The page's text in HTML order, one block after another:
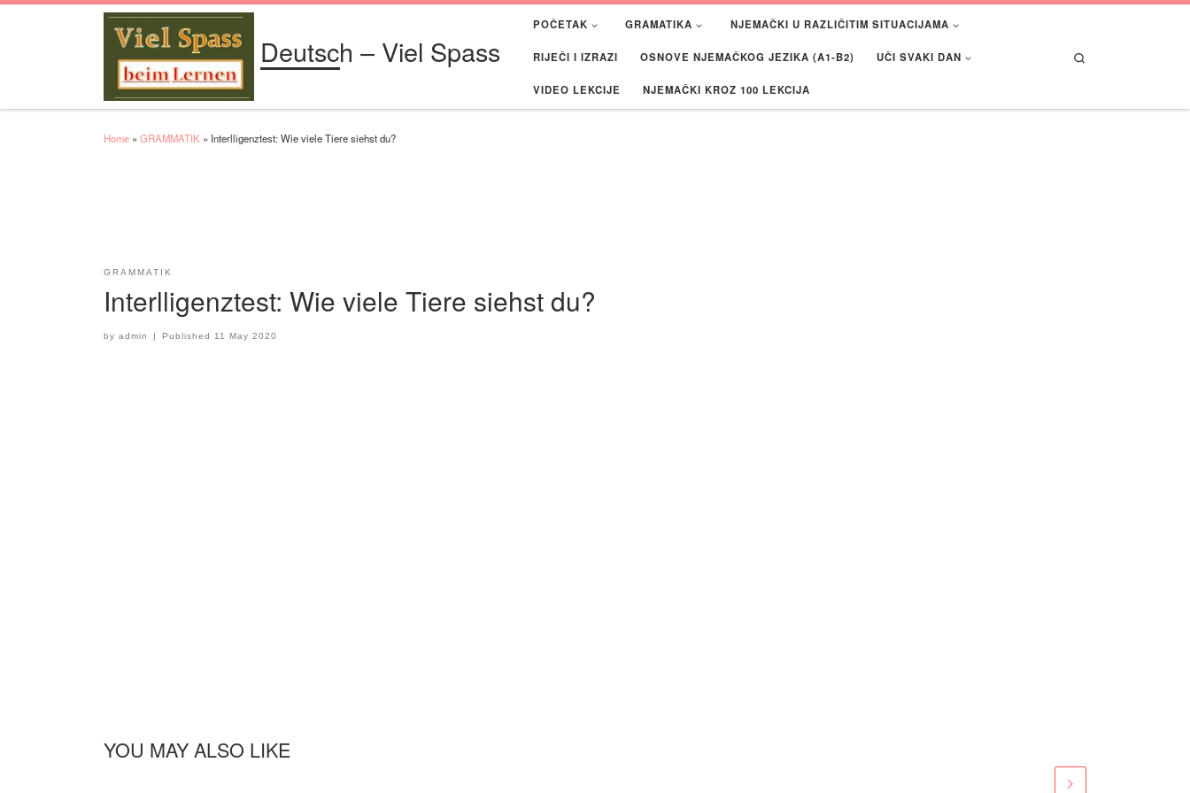
Deutsch – Viel Spass
POČETAK GRAMATIKA NJEMAČKI U RAZLIČITIM SITUACIJAMA
RIJEČI I IZRAZI OSNOVE NJEMAČKOG JEZIKA (A1-B2) UČI SVAKI DAN
VIDEO LEKCIJE NJEMAČKI KROZ 100 LEKCIJA
Home » GRAMMATIK » Interlligenztest: Wie viele Tiere siehst du?
GRAMMATIK
Interlligenztest: Wie viele Tiere siehst du?
by admin | Published 11 May 2020
YOU MAY ALSO LIKE